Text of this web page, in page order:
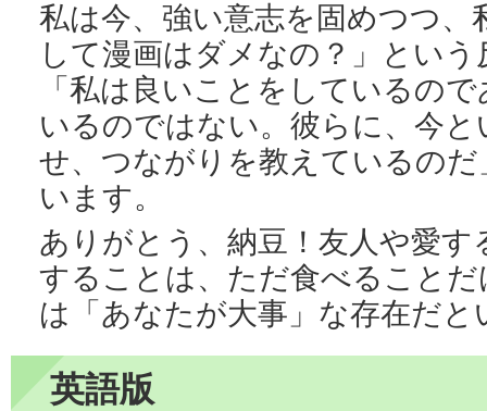
私は今、強い意志を固めつつ、
して漫画はダメなの？」とい
「私は良いことをしているの
いるのではない。彼らに、今
せ、つながりを教えているの
います。
ありがとう、納豆！友人や愛
することは、ただ食べること
は「あなたが大事」な存在だ
英語版